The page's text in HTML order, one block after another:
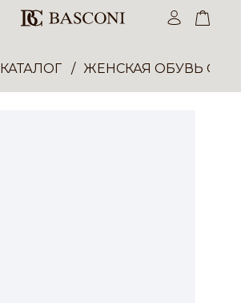
КАТАЛОГ ЖЕНСКАЯ ОБУВЬ